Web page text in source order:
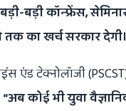
बड़ी कॉन्फ्रेंस,
तक का खर्च सरकार देगी।
टेक्नोलॉजी (PSCST)
“अब कोई भी युवा